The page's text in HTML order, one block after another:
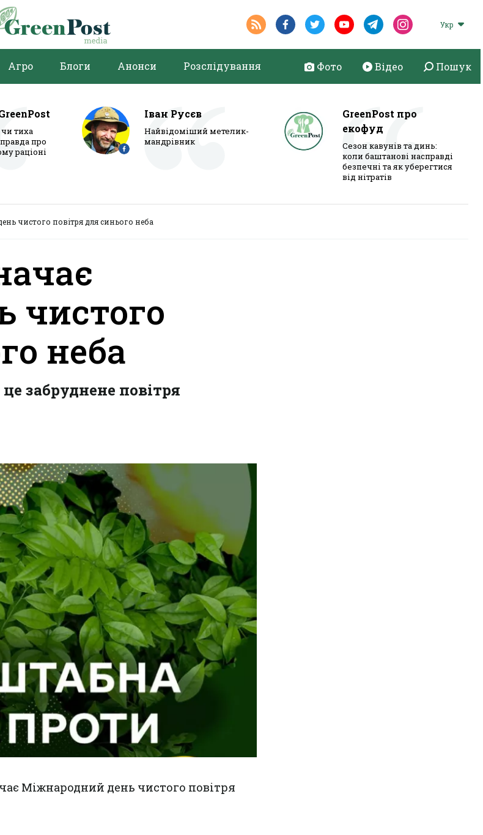
Укр
Агро Блоги Анонси Розслідування Фото Відео Пошук
чи тиха
про
раціоні
Іван Русєв
Найвідоміший метелик-
мандрівник
GreenPost про
екофуд
Сезон кавунів та динь:
коли баштанові насправді
безпечні та як уберегтися
від нітратів
чистого повітря для синього неба
чистого
неба
забруднене повітря
Міжнародний день чистого повітря